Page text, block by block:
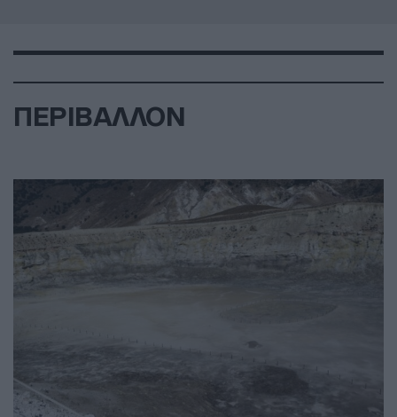
ΠΕΡΙΒΑΛΛΟΝ